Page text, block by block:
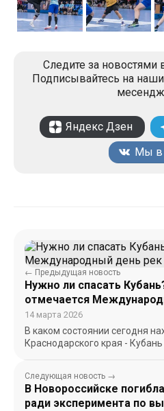
Следите за новостями
Подписывайтесь на
Яндекс Дзен
Мы в
← Предыдущая новость
Нужно ли спасать
отмечается
14 марта 2026
В каком состоянии сегодня
Краснодарского края - Кубань
Следующая новость →
В Новороссийске
ради эксперимента по